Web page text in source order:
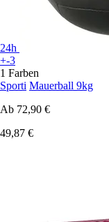
24h
+-3
1 Farben
Sporti Mauerball 9kg
Ab 72,90 €
49,87 €